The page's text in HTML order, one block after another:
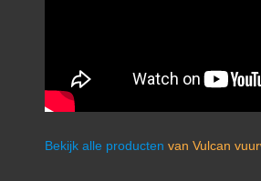
Bekijk alle producten van Vulcan